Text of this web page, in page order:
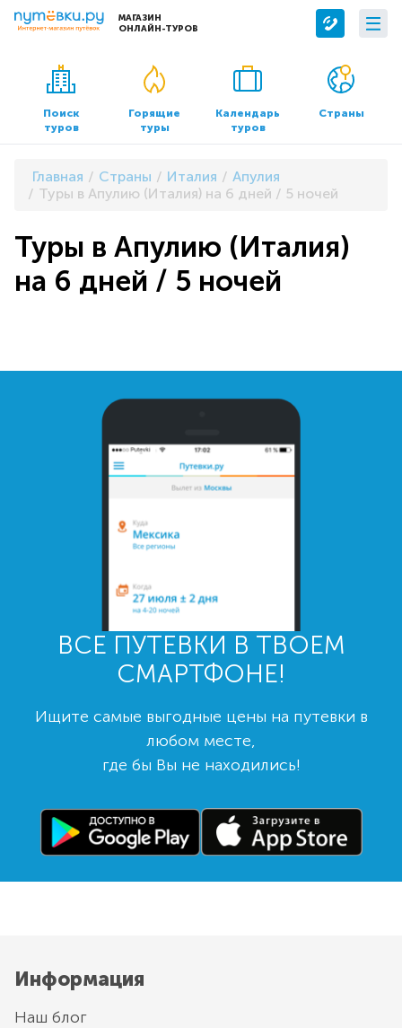
МАГАЗИН
ОНЛАЙН-ТУРОВ
Сервисы
Бронирование отелей
Трансфер
О компании
О нас
Контакты
Документы и реквизиты
Поиск
туров
Горящие
туры
Календарь
туров
Страны
Главная Страны Италия
Апулия
Туры в Апулию (Италия) на 6 дней / 5 ночей
Туры в Апулию (Италия)
на 6 дней / 5 ночей
ВСЕ ПУТЕВКИ В ТВОЕМ
СМАРТФОНЕ!
Ищите самые выгодные цены на путевки в
любом месте,
где бы Вы не находились!
Информация
Наш блог